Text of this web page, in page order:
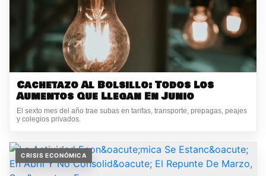
Cachetazo Al Bolsillo: Todos Los
Aumentos Que Llegan En Junio
El sexto mes del año trae subas en tarifas, transporte, prepagas, peajes
y colegios privados.
CRISIS ECONÓMICA